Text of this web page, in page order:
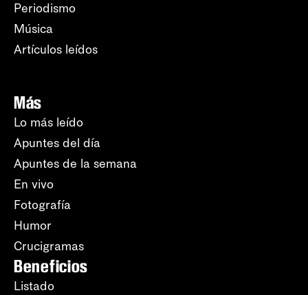
Periodismo
Música
Artículos leídos
Más
Lo más leído
Apuntes del día
Apuntes de la semana
En vivo
Fotografía
Humor
Crucigramas
Beneficios
Listado